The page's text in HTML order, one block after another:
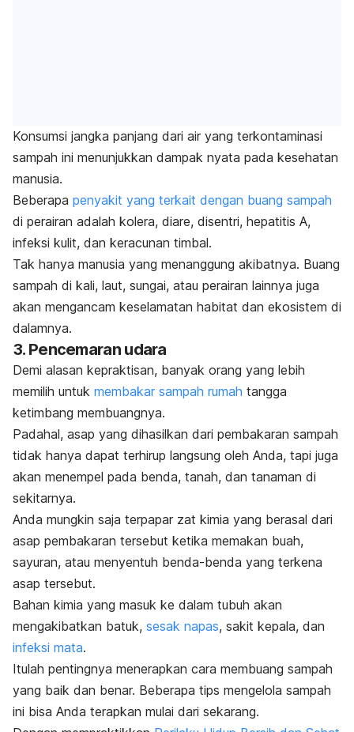
Konsumsi jangka panjang dari air yang terkontaminasi
sampah ini menunjukkan dampak nyata pada kesehatan
manusia.
Beberapa penyakit yang terkait dengan buang sampah
di perairan adalah kolera, diare, disentri, hepatitis A,
infeksi kulit, dan keracunan timbal.
Tak hanya manusia yang menanggung akibatnya. Buang
sampah di kali, laut, sungai, atau perairan lainnya juga
akan mengancam keselamatan habitat dan ekosistem di
dalamnya.
3. Pencemaran udara
Demi alasan kepraktisan, banyak orang yang lebih
memilih untuk membakar sampah rumah tangga
ketimbang membuangnya.
Padahal, asap yang dihasilkan dari pembakaran sampah
tidak hanya dapat terhirup langsung oleh Anda, tapi juga
akan menempel pada benda, tanah, dan tanaman di
sekitarnya.
Anda mungkin saja terpapar zat kimia yang berasal dari
asap pembakaran tersebut ketika memakan buah,
sayuran, atau menyentuh benda-benda yang terkena
asap tersebut.
Bahan kimia yang masuk ke dalam tubuh akan
mengakibatkan batuk, sesak napas, sakit kepala, dan
infeksi mata.
Itulah pentingnya menerapkan cara membuang sampah
yang baik dan benar. Beberapa tips mengelola sampah
ini bisa Anda terapkan mulai dari sekarang.